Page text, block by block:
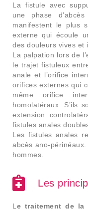
La fistule avec
une phase
manifestent le plus
externe qui écoule
des douleurs vives et
La palpation lors de
le trajet fistuleux
anale et l’orifice
orifices externes qui
même orifice
homolatéraux. S’ils
extension
fistules anales
Les fistules anales
abcès ano-
hommes.
Les
Le traitement de